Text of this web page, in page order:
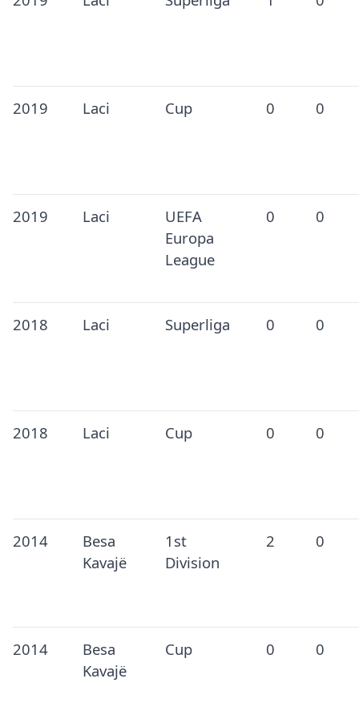
2019 Laci Cup 0 0
2019 Laci
UEFA
Europa
League
0 0
2018 Laci Superliga 0 0
2018 Laci Cup 0 0
2014
Besa
Kavajë
1st
Division
2 0
2014
Besa
Kavajë
Cup 0 0